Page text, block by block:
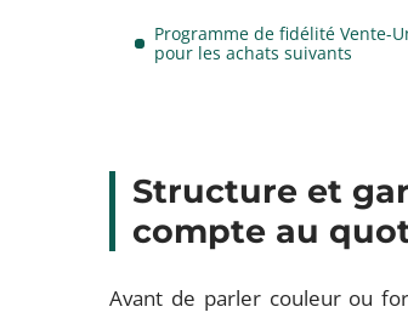
Programme de fidélité Vente-
pour les achats suivants
Structure et
compte au
Avant de parler couleur ou